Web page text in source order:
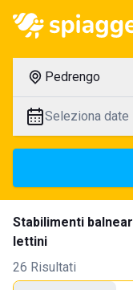
Pedrengo
Seleziona date
Stabilimenti
lettini
26 Risultati